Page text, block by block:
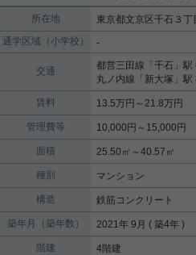
所在地 東京都文京区千石 ３
通学区域（小学校）
-
交通 都営三田線 「千石 」
丸ノ内線 「新大塚 」
賃料 13.5万円～21.8万円
管理費等 10,000円～15,000円
面積 25.50㎡～40.57㎡
種別 マンション
構造 鉄筋コンクリート
築年月（築年数） 2021年 9月 ( 築4年 )
階建
4階建